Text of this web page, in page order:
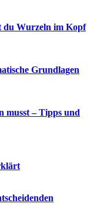
du Wurzeln im Kopf
Grundlagen
musst – Tipps und